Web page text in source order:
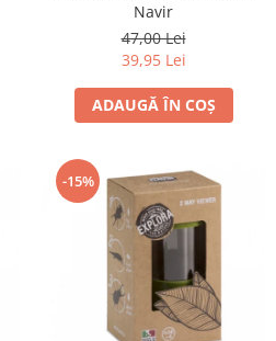
Navir
47,00 Lei
39,95 Lei
ADAUGĂ ÎN COȘ
-15%